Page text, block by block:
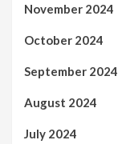
November 2024
October 2024
September 2024
August 2024
July 2024